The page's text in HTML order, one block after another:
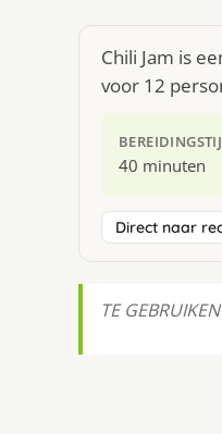
Chili Jam is
voor 12
40 minuten
Direct naar
TE